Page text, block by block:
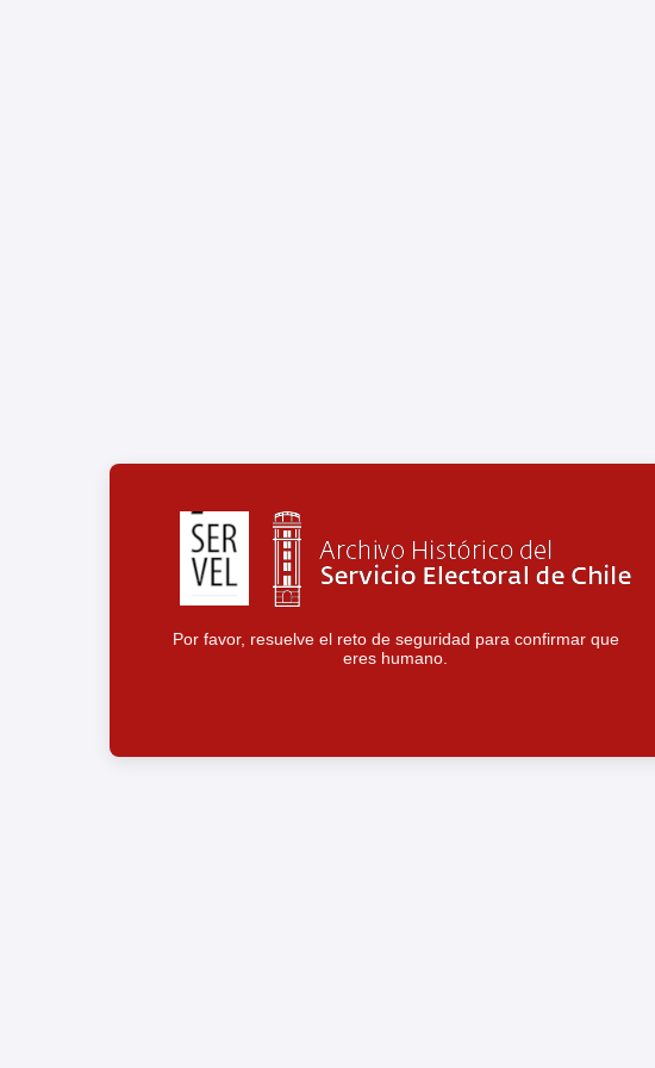
Por favor, resuelve el reto de seguridad para confirmar que
eres humano.